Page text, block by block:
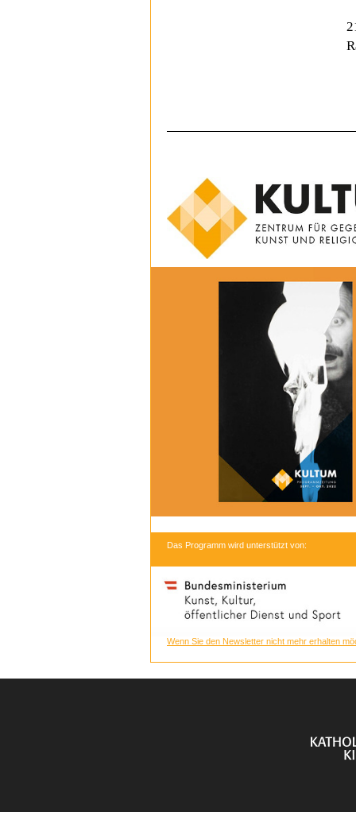
Das Programm wird unterstützt von:
Wenn Sie den Newsletter nicht mehr erhalten